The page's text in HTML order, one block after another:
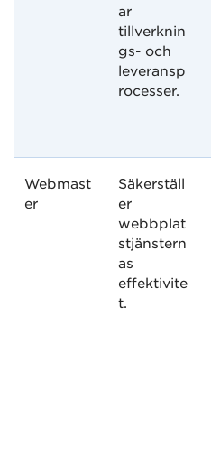
ar
tillverknin
gs- och
leveransp
rocesser.
Webmast
er
Säkerställ
er
webbplat
stjänstern
as
effektivite
t.